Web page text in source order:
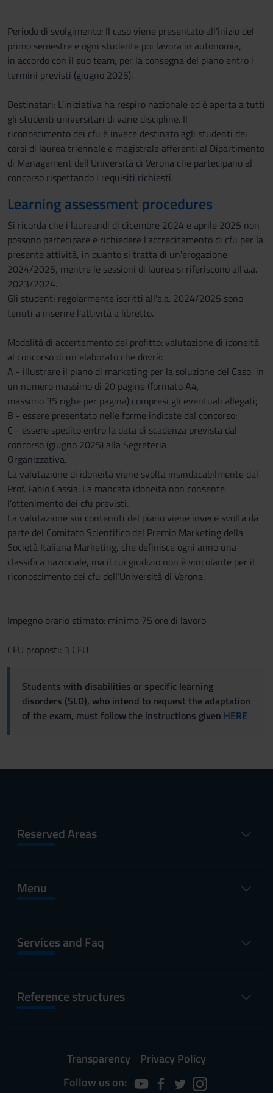
Periodo di svolgimento: Il caso viene presentato all’inizio del
primo semestre e ogni studente poi lavora in autonomia,
in accordo con il suo team, per la consegna del piano entro i
termini previsti (giugno 2025).
Destinatari: L’iniziativa ha respiro nazionale ed è aperta a tutti
gli studenti universitari di varie discipline. Il
riconoscimento dei cfu è invece destinato agli studenti dei
corsi di laurea triennale e magistrale afferenti al Dipartimento
di Management dell’Università di Verona che partecipano al
concorso rispettando i requisiti richiesti.
Learning assessment procedures
Si ricorda che i laureandi di dicembre 2024 e aprile 2025 non
possono partecipare e richiedere l'accreditamento di cfu per la
presente attività, in quanto si tratta di un'erogazione
2024/2025, mentre le sessioni di laurea si riferiscono all'a.a.
2023/2024.
Gli studenti regolarmente iscritti all'a.a. 2024/2025 sono
tenuti a inserire l'attività a libretto.
Modalità di accertamento del profitto: valutazione di idoneità
al concorso di un elaborato che dovrà:
A - illustrare il piano di marketing per la soluzione del Caso, in
un numero massimo di 20 pagine (formato A4,
massimo 35 righe per pagina) compresi gli eventuali allegati;
B - essere presentato nelle forme indicate dal concorso;
C - essere spedito entro la data di scadenza prevista dal
concorso (giugno 2025) alla Segreteria
Organizzativa.
La valutazione di idoneità viene svolta insindacabilmente dal
Prof. Fabio Cassia. La mancata idoneità non consente
l’ottenimento dei cfu previsti.
La valutazione sui contenuti del piano viene invece svolta da
parte del Comitato Scientifico del Premio Marketing della
Società Italiana Marketing, che definisce ogni anno una
classifica nazionale, ma il cui giudizio non è vincolante per il
riconoscimento dei cfu dell’Università di Verona.
Impegno orario stimato: minimo 75 ore di lavoro
CFU proposti: 3 CFU
Students with disabilities or specific learning
disorders (SLD), who intend to request the adaptation
of the exam, must follow the instructions given HERE
Reserved Areas
Menu
Services and Faq
Reference structures
Transparency
Privacy Policy
Follow us on: